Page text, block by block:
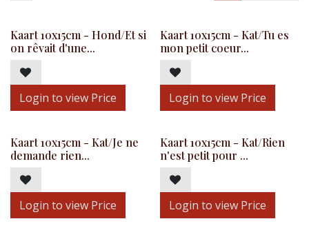
Kaart 10x15cm - Hond/Et si
on rêvait d'une...
Login to view Price
Kaart 10x15cm - Kat/Tu es
mon petit coeur...
Login to view Price
Kaart 10x15cm - Kat/Je ne
demande rien...
Login to view Price
Kaart 10x15cm - Kat/Rien
n'est petit pour ...
Login to view Price